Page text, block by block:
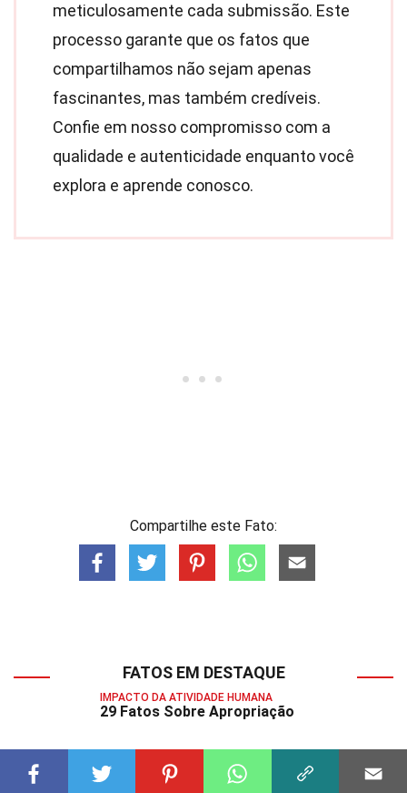
meticulosamente cada submissão. Este
processo garante que os fatos que
compartilhamos não sejam apenas
fascinantes, mas também credíveis.
Confie em nosso compromisso com a
qualidade e autenticidade enquanto você
explora e aprende conosco.
Compartilhe este Fato:
FATOS EM DESTAQUE
IMPACTO DA ATIVIDADE HUMANA
29 Fatos Sobre Apropriação
IMPACTO DA ATIVIDADE HUMANA
28 Fatos Sobre Civilização